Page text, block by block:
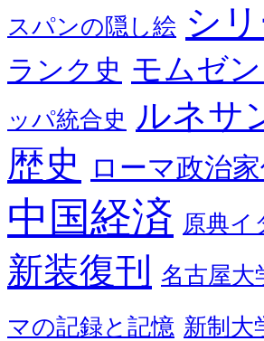
スパンの隠し絵 シ
ランク史 モムゼ
ッパ統合史 ルネサ
歴史 ローマ政治
中国経済 原典イ
新装復刊 名古屋大
マの記録と記憶 新制大